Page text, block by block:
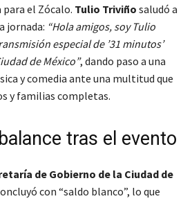
el Zócalo. Tulio Triviño saludó a
jornada: “Hola amigos, soy Tulio
especial de ’31 minutos’
de México”, dando paso a una
y comedia ante una multitud que
y familias completas.
tras el evento
de Gobierno de la Ciudad de
con “saldo blanco”, lo que